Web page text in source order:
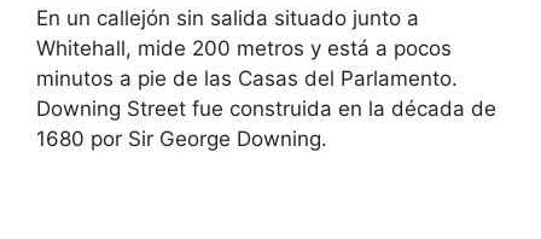
En un callejón sin salida situado junto a
Whitehall, mide 200 metros y está a pocos
minutos a pie de las Casas del Parlamento.
Downing Street fue construida en la década de
1680 por Sir George Downing.